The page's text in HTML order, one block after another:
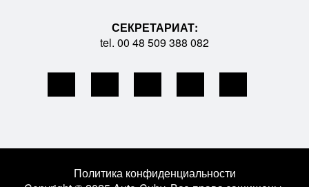
СЕКРЕТАРИАТ:
tel. 00 48 509 388 082
Политика конфиденциальности